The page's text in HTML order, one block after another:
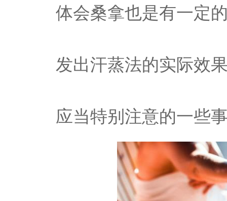
体会桑拿也是有一定
发出汗蒸法的实际效
应当特别注意的一些